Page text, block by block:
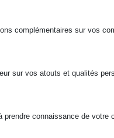
complémentaires sur vos
sur vos atouts et qualités
prendre connaissance de votre